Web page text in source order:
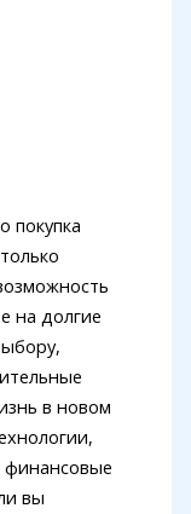
покупка
на долгие
в новом
финансовые
вы